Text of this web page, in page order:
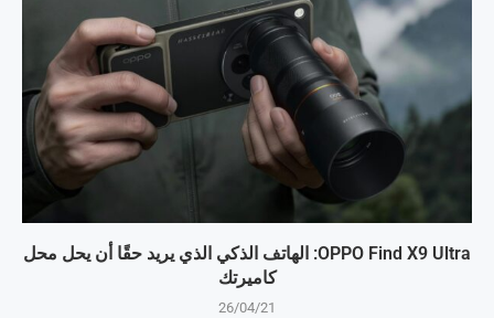
OPPO Find X9 Ultra: الهاتف الذكي الذي يريد حقًا أن يحل محل
كاميرتك
26/04/21